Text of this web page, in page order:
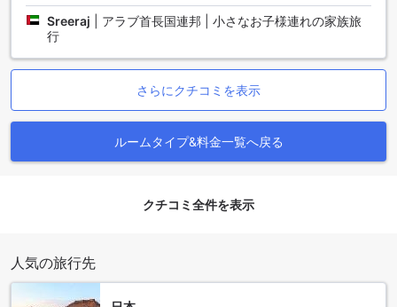
邦のドバイでの滞在を快適に過ごすための理想的な選択肢で
す。
Agodaを利用してガルフ イン ホテル アル ナスルの客室を予
約することで、最高の価格と簡単かつストレスフリーな体験
を提供するために努力しています。また、予約プロセスは非
常に簡単で、迅速に完了することができます。ガルフ イン ホ
テル アル ナスルの客室をお得な価格で予約したい方には、
Agodaが最適な選択肢です。
多くの観光名所やエンターテイメント施設へのアクセスが便
利です。ホテルの周辺には、高級ブティック、レストラン、
Sreeraj
アラブ首長国連邦 | 小さなお子様連れの家族旅
行
さらにクチコミを表示
ルームタイプ&料金一覧へ戻る
クチコミ全件を表示
人気の旅行先